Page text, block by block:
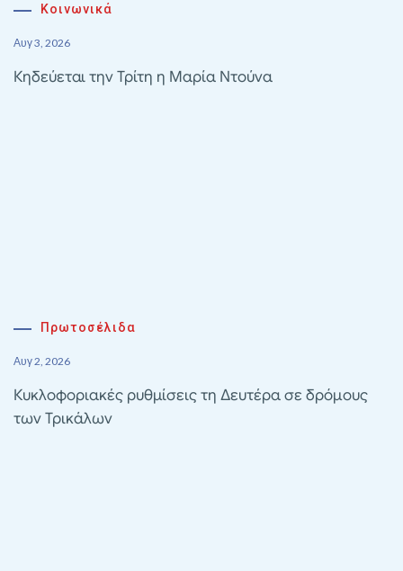
Κοινωνικά
Αυγ 3, 2026
Κηδεύεται την Τρίτη η Μαρία Ντούνα
Πρωτοσέλιδα
Αυγ 2, 2026
Κυκλοφοριακές ρυθμίσεις τη Δευτέρα σε δρόμους
των Τρικάλων